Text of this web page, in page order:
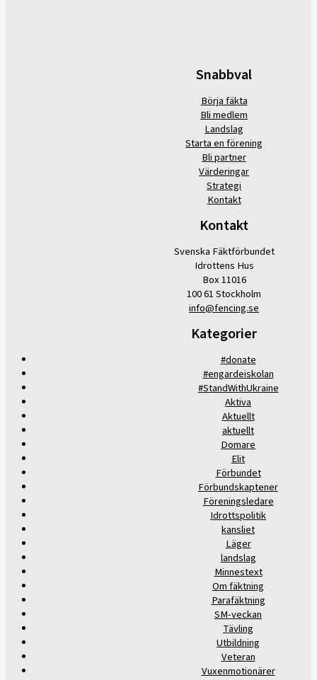
Snabbval
Börja fäkta
Bli medlem
Landslag
Starta en förening
Bli partner
Värderingar
Strategi
Kontakt
Kontakt
Svenska Fäktförbundet
Idrottens Hus
Box 11016
100 61 Stockholm
info@fencing.se
Kategorier
#donate
#engardeiskolan
#StandWithUkraine
Aktiva
Aktuellt
aktuellt
Domare
Elit
Förbundet
Förbundskaptener
Föreningsledare
Idrottspolitik
kansliet
Läger
landslag
Minnestext
Om fäktning
Parafäktning
SM-veckan
Tävling
Utbildning
Veteran
Vuxenmotionärer